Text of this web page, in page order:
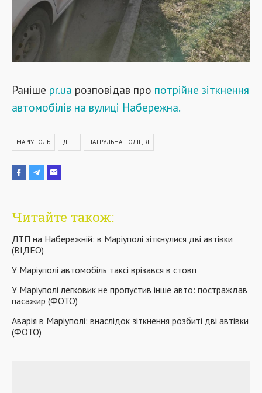
Раніше pr.ua розповідав про потрійне зіткнення
автомобілів на вулиці Набережна.
МАРІУПОЛЬ ДТП ПАТРУЛЬНА ПОЛІЦІЯ
Читайте також:
ДТП на Набережній: в Маріуполі зіткнулися дві автівки
(ВІДЕО)
У Маріуполі автомобіль таксі врізався в стовп
У Маріуполі легковик не пропустив інше авто: постраждав
пасажир (ФОТО)
Аварія в Маріуполі: внаслідок зіткнення розбиті дві автівки
(ФОТО)